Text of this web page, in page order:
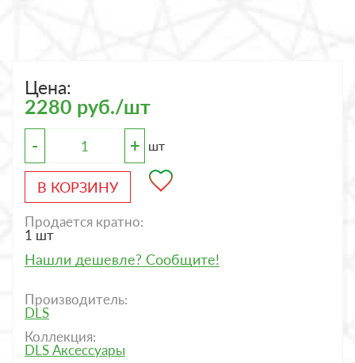
Цена:
2280 руб./шт
- + шт
В КОРЗИНУ
Продается кратно:
1 шт
Нашли дешевле? Сообщите!
Производитель:
DLS
Коллекция:
DLS Аксессуары